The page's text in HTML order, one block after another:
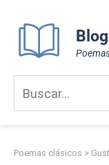
content
Poemas clásicos >